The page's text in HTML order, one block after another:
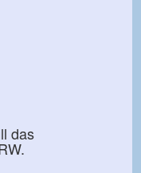
das